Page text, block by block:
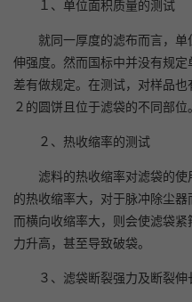
１、单位面积质量的测试
就同一厚度的滤布而言，
伸强度。然而国标中并没有规
差有做规定。在测试，对样品
２的圆饼且位于滤袋的不同部位。
２、热收缩率的测试
滤料的热收缩率对滤袋的
的热收缩率大，对于脉冲除尘器
而横向收缩率大，则会使滤袋
力升高，甚至导致破袋。
３、滤袋断裂强力及断裂